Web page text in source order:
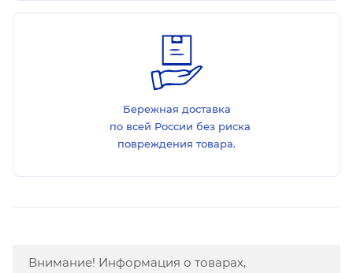
Бережная доставка
по всей России без риска
повреждения товара.
Внимание! Информация о товарах,